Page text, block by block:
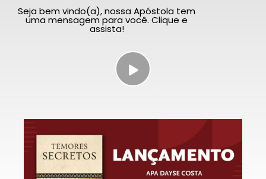
Seja bem vindo(a), nossa Apóstola tem
uma mensagem para você. Clique e
assista!